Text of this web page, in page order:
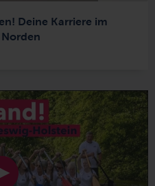
Deine Karriere im